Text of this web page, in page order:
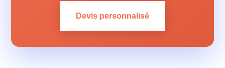
Devis personnalisé